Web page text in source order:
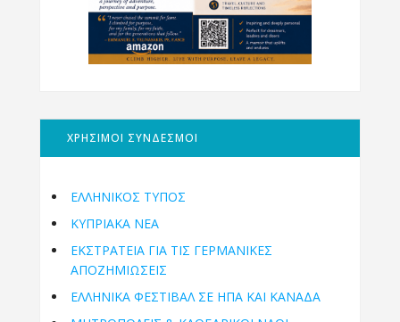
ΧΡΗΣΙΜΟΙ ΣΥΝΔΕΣΜΟΙ
ΕΛΛΗΝΙΚΟΣ ΤΥΠΟΣ
ΚΥΠΡΙΑΚΑ ΝΕΑ
ΕΚΣΤΡΑΤΕΙΑ ΓΙΑ ΤΙΣ ΓΕΡΜΑΝΙΚΕΣ
ΑΠΟΖΗΜΙΩΣΕΙΣ
ΕΛΛΗΝΙΚΆ ΦΕΣΤΙΒΆΛ ΣΕ ΗΠΑ ΚΑΙ ΚΑΝΑΔΑ